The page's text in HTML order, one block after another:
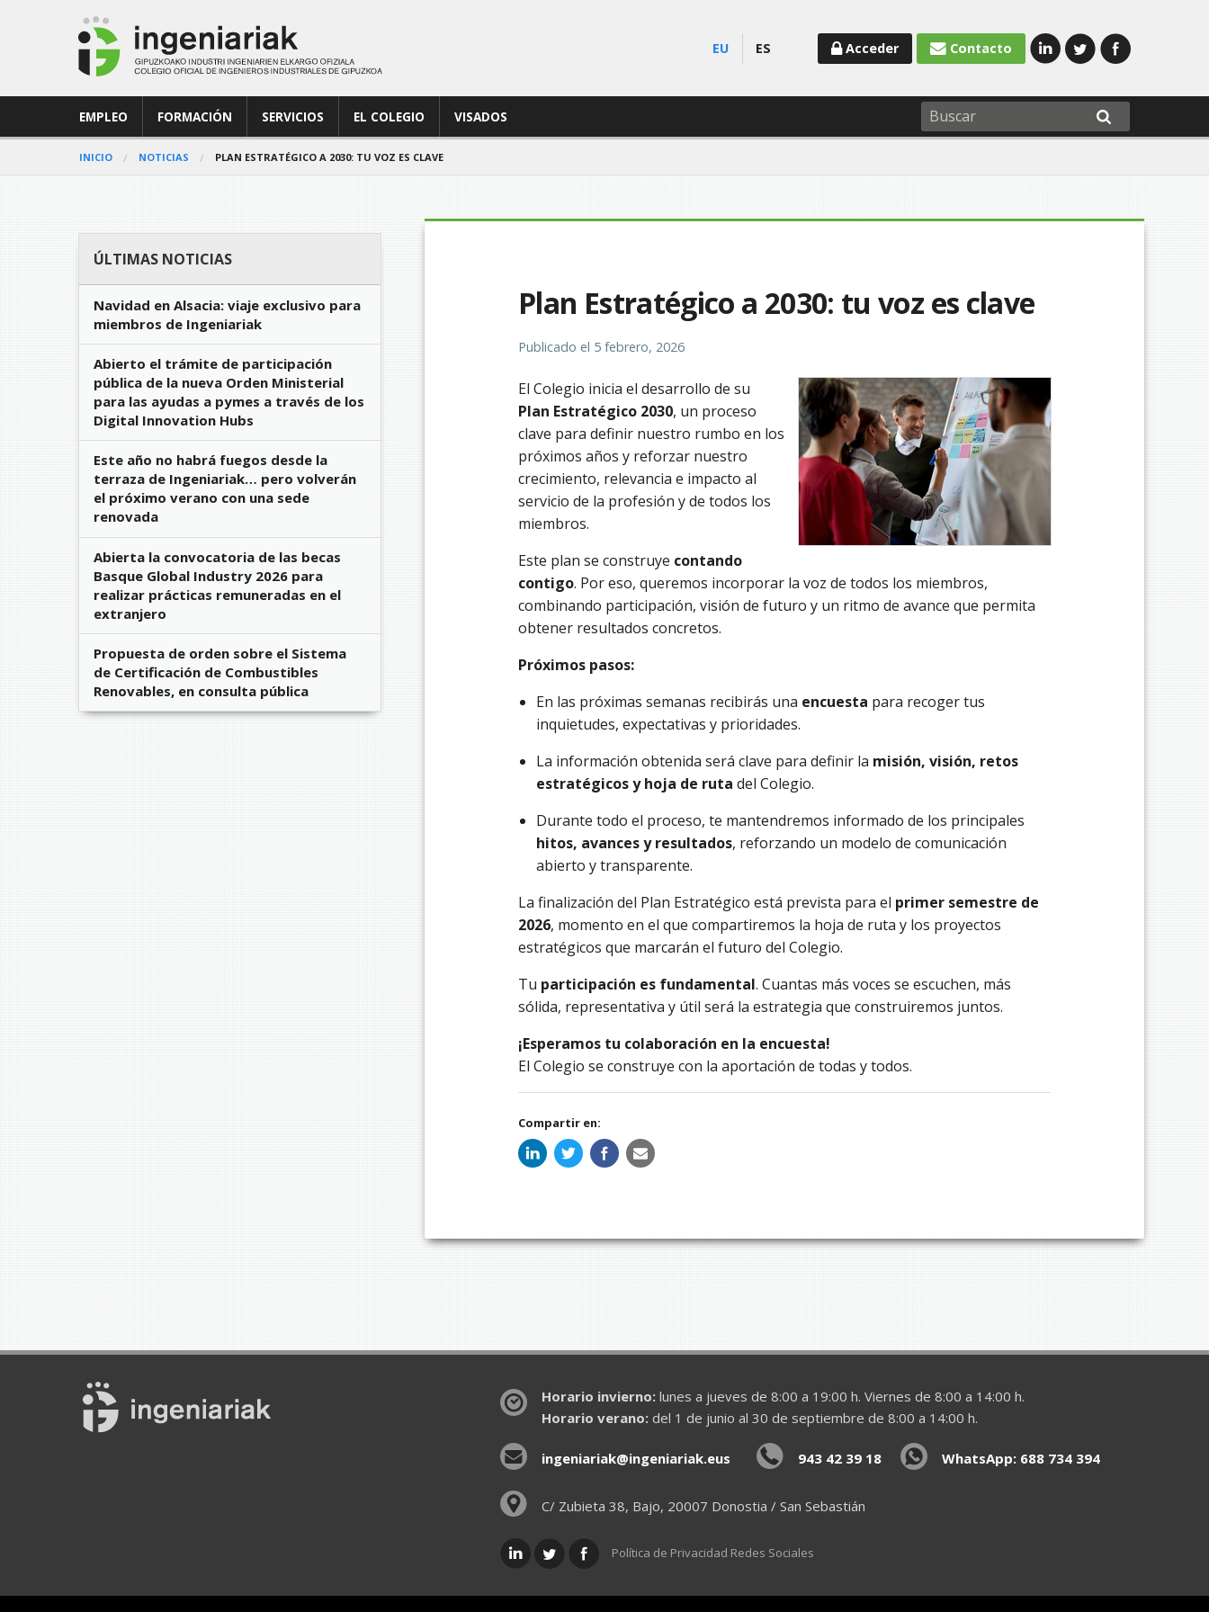
EU ES Contacto
Acceder
EMPLEO FORMACIÓN SERVICIOS EL COLEGIO VISADOS
INICIO NOTICIAS PLAN ESTRATÉGICO A 2030: TU VOZ ES CLAVE
Plan Estratégico a 2030: tu voz es clave
Publicado el 5 febrero, 2026
El Colegio inicia el desarrollo de su
Plan Estratégico 2030, un proceso
clave para definir nuestro rumbo en los
próximos años y reforzar nuestro
crecimiento, relevancia e impacto al
servicio de la profesión y de todos los
miembros.
Este plan se construye contando
contigo. Por eso, queremos incorporar la voz de todos los miembros,
combinando participación, visión de futuro y un ritmo de avance que permita
obtener resultados concretos.
Próximos pasos:
En las próximas semanas recibirás una encuesta para recoger tus
inquietudes, expectativas y prioridades.
La información obtenida será clave para definir la misión, visión, retos
estratégicos y hoja de ruta del Colegio.
Durante todo el proceso, te mantendremos informado de los principales
hitos, avances y resultados, reforzando un modelo de comunicación
abierto y transparente.
La finalización del Plan Estratégico está prevista para el primer semestre de
2026, momento en el que compartiremos la hoja de ruta y los proyectos
estratégicos que marcarán el futuro del Colegio.
Tu participación es fundamental. Cuantas más voces se escuchen, más
sólida, representativa y útil será la estrategia que construiremos juntos.
¡Esperamos tu colaboración en la encuesta!
El Colegio se construye con la aportación de todas y todos.
Compartir en:
ÚLTIMAS NOTICIAS
Navidad en Alsacia: viaje exclusivo para
miembros de Ingeniariak
Abierto el trámite de participación
pública de la nueva Orden Ministerial
para las ayudas a pymes a través de los
Digital Innovation Hubs
Este año no habrá fuegos desde la
terraza de Ingeniariak… pero volverán
el próximo verano con una sede
renovada
Abierta la convocatoria de las becas
Basque Global Industry 2026 para
realizar prácticas remuneradas en el
extranjero
Propuesta de orden sobre el Sistema
de Certificación de Combustibles
Renovables, en consulta pública
Horario invierno:lunes a jueves de 8:00 a 19:00 h. Viernes de 8:00 a 14:00 h.
Horario verano:del 1 de junio al 30 de septiembre de 8:00 a 14:00 h.
ingeniariak@ingeniariak.eus 943 42 39 18 WhatsApp: 688 734 394
C/ Zubieta 38, Bajo, 20007 Donostia / San Sebastián
Política de Privacidad Redes Sociales